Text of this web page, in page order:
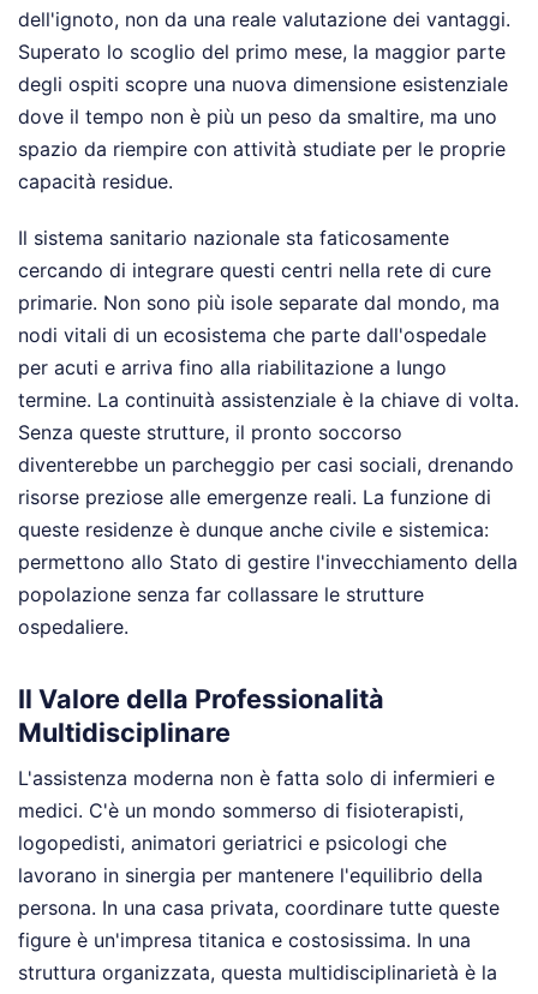
dell'ignoto, non da una reale valutazione dei vantaggi.
Superato lo scoglio del primo mese, la maggior parte
degli ospiti scopre una nuova dimensione esistenziale
dove il tempo non è più un peso da smaltire, ma uno
spazio da riempire con attività studiate per le proprie
capacità residue.
Il sistema sanitario nazionale sta faticosamente
cercando di integrare questi centri nella rete di cure
primarie. Non sono più isole separate dal mondo, ma
nodi vitali di un ecosistema che parte dall'ospedale
per acuti e arriva fino alla riabilitazione a lungo
termine. La continuità assistenziale è la chiave di volta.
Senza queste strutture, il pronto soccorso
diventerebbe un parcheggio per casi sociali, drenando
risorse preziose alle emergenze reali. La funzione di
queste residenze è dunque anche civile e sistemica:
permettono allo Stato di gestire l'invecchiamento della
popolazione senza far collassare le strutture
ospedaliere.
Il Valore della Professionalità
Multidisciplinare
L'assistenza moderna non è fatta solo di infermieri e
medici. C'è un mondo sommerso di fisioterapisti,
logopedisti, animatori geriatrici e psicologi che
lavorano in sinergia per mantenere l'equilibrio della
persona. In una casa privata, coordinare tutte queste
figure è un'impresa titanica e costosissima. In una
struttura organizzata, questa multidisciplinarietà è la